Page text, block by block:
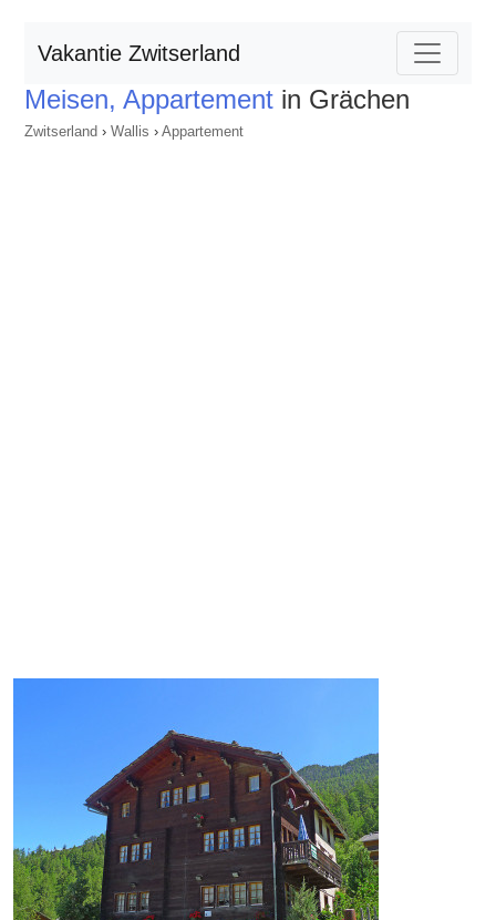
Vakantie Zwitserland
Meisen, Appartement in Grächen
Zwitserland › Wallis › Appartement